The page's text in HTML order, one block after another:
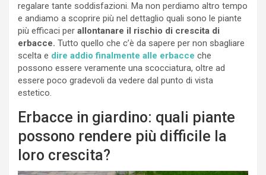
regalare tante soddisfazioni. Ma non perdiamo altro tempo
e andiamo a scoprire più nel dettaglio quali sono le piante
più efficaci per allontanare il rischio di crescita di
erbacce. Tutto quello che c’è da sapere per non sbagliare
scelta e dire addio finalmente alle erbacce che
possono essere veramente una scocciatura, oltre ad
essere poco gradevoli da vedere dal punto di vista
estetico.
Erbacce in giardino: quali piante
possono rendere più difficile la
loro crescita?